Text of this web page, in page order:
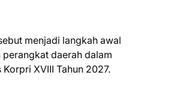
menjadi langkah awal
daerah dalam
XVIII Tahun 2027.